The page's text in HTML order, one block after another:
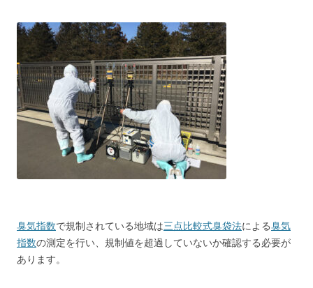
臭気指数で規制されている地域は三点比較式臭袋法による臭気
指数の測定を行い、規制値を超過していないか確認する必要が
あります。